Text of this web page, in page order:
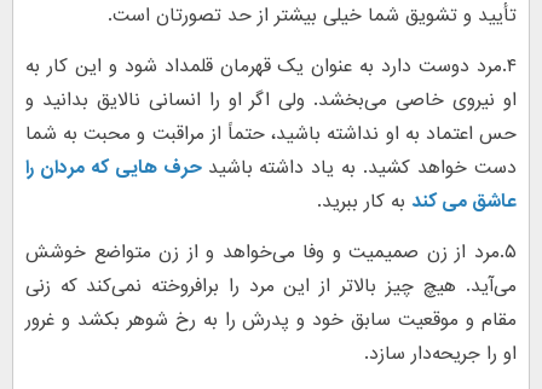
تأیید و تشویق شما خیلی بیشتر از حد تصورتان است.
۴.مرد دوست دارد به عنوان یک قهرمان قلمداد شود و این کار به
او نیروی خاصی می‌بخشد. ولی اگر او را انسانی نالایق بدانید و
حس اعتماد به او نداشته باشید، حتماً از مراقبت و محبت به شما
دست خواهد کشید. به یاد داشته باشید حرف هایی که مردان را
عاشق می کند به کار ببرید.
۵.مرد از زن صمیمیت و وفا می‌خواهد و از زن متواضع خوشش
می‌آید. هیچ چیز بالاتر از این مرد را برافروخته نمی‌کند که زنی
مقام و موقعیت سابق خود و پدرش را به رخ شوهر بکشد و غرور
او را جریحه‌دار سازد.